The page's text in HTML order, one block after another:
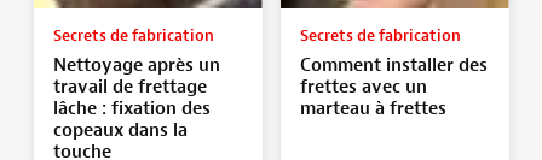
Secrets de fabrication
Nettoyage après un
travail de frettage
lâche : fixation des
copeaux dans la
touche
Secrets de fabrication
Comment installer des
frettes avec un
marteau à frettes